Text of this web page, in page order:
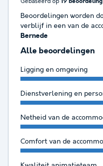
19 beoordeling
Beoordelingen worden
verblijf in een van de
Bernede
Alle beoordelingen
Ligging en omgeving
Dienstverlening en
Netheid van de
Comfort van de